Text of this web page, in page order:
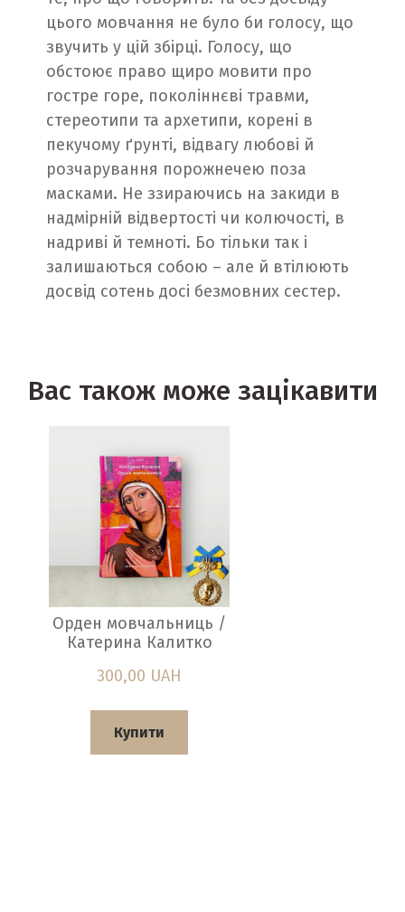
цього мовчання не було би голосу, що
звучить у цій збірці. Голосу, що
обстоює право щиро мовити про
гостре горе, поколіннєві травми,
стереотипи та архетипи, корені в
пекучому ґрунті, відвагу любові й
розчарування порожнечею поза
масками. Не ззираючись на закиди в
надмірній відвертості чи колючості, в
надриві й темноті. Бо тільки так і
залишаються собою – але й втілюють
досвід сотень досі безмовних сестер.
Вас також може зацікавити
Орден мовчальниць /
Катерина Калитко
300,00 UAH
Купити